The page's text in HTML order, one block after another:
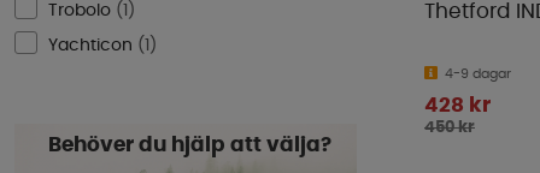
Trobolo (1 )
Yachticon (1 )
Behöver du hjälp att välja?
Thetford
4-9 dagar
428 kr
450 kr